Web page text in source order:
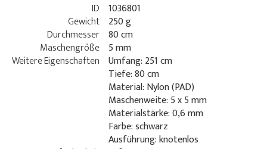
ID 1036801
Gewicht 250 g
Durchmesser 80 cm
Maschengröße 5 mm
Weitere Eigenschaften Umfang: 251 cm
Tiefe: 80 cm
Material: Nylon (PAD)
Maschenweite: 5 x 5 mm
Materialstärke: 0,6 mm
Farbe: schwarz
Ausführung: knotenlos